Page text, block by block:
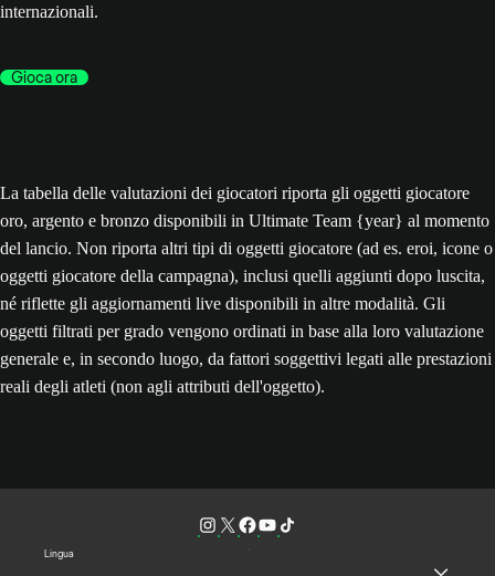
internazionali.
Gioca ora
La tabella delle valutazioni dei giocatori riporta gli oggetti giocatore
oro, argento e bronzo disponibili in Ultimate Team {year} al momento
del lancio. Non riporta altri tipi di oggetti giocatore (ad es. eroi, icone o
oggetti giocatore della campagna), inclusi quelli aggiunti dopo luscita,
né riflette gli aggiornamenti live disponibili in altre modalità. Gli
oggetti filtrati per grado vengono ordinati in base alla loro valutazione
generale e, in secondo luogo, da fattori soggettivi legati alle prestazioni
reali degli atleti (non agli attributi dell'oggetto).
Lingua